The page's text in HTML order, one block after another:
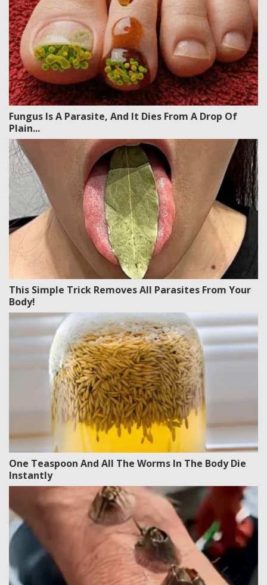
Fungus Is A Parasite, And It Dies From A Drop Of
Plain...
This Simple Trick Removes All Parasites From Your
Body!
One Teaspoon And All The Worms In The Body Die
Instantly